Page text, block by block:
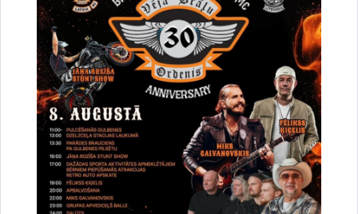
Vai šī informācija bija noderīga?
Sniegt atsauksmi